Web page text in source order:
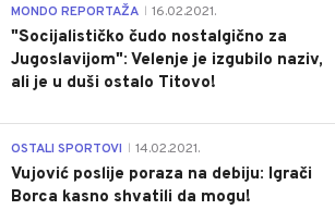
MONDO REPORTAŽA 16.02.2021.
"Socijalističko čudo nostalgično za
Jugoslavijom": Velenje je izgubilo naziv,
ali je u duši ostalo Titovo!
OSTALI SPORTOVI 14.02.2021.
Vujović poslije poraza na debiju: Igrači
Borca kasno shvatili da mogu!